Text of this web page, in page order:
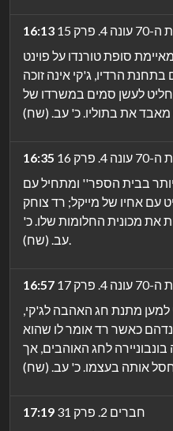
16:13
4. פרק 15
סופת טורנדו על פוינט
בתחנת הרדיו, ג'קי אינה זוכה
לעשן סמים במשרדו של
16:35
4. פרק 16
בבית הספר'' ומתחיל עם
עם אחיו של מייקל; רד צוחק
את מכונית החלומות שלו. כ'
עב. (שח).
16:57
4. פרק 17
למען מתנת חג האהבה לג'קי,
כאשר רד אומר לו שהוא
בונבוניירה לחג האוהבים, אך
17:19
חברים 2. פרק 31